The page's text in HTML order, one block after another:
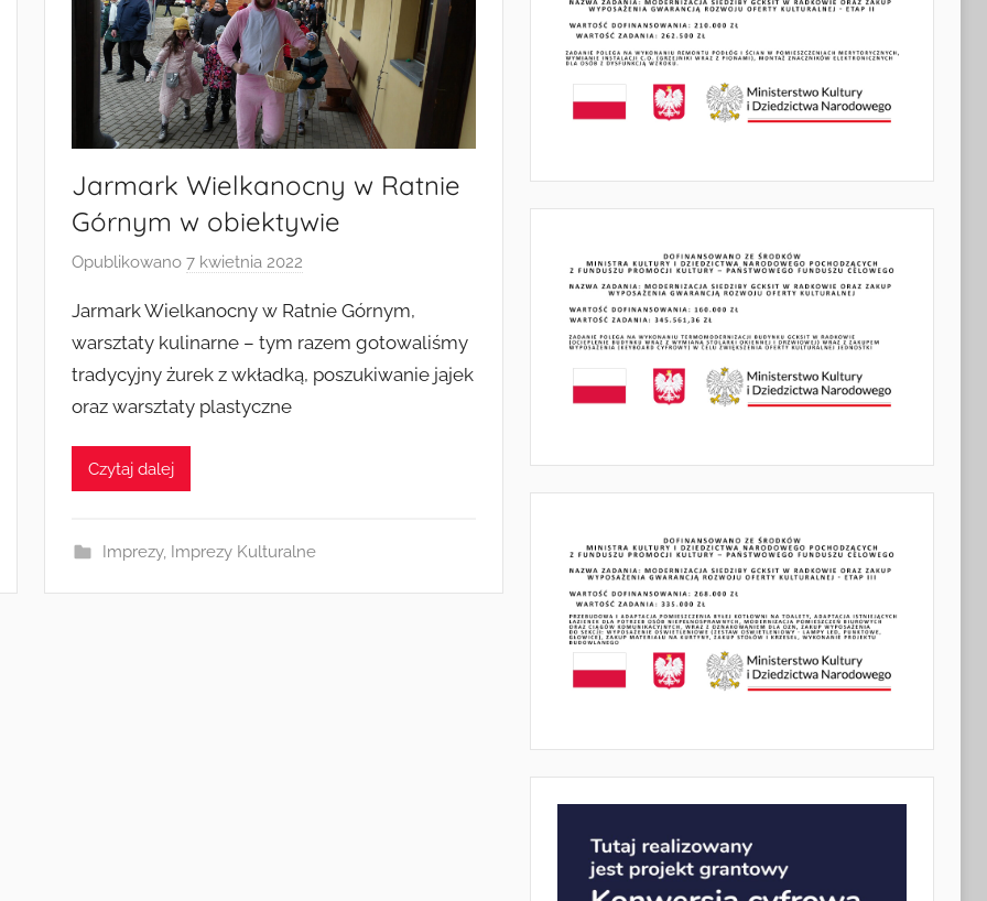
Jarmark Wielkanocny w Ratnie
Górnym w obiektywie
Opublikowano7 kwietnia 2022
z
e
z
Jarmark Wielkanocny w Ratnie Górnym,
warsztaty kulinarne – tym razem gotowaliśmy
tradycyjny żurek z wkładką, poszukiwanie jajek
oraz warsztaty plastyczne
Czytaj dalej
Imprezy, Imprezy Kulturalne